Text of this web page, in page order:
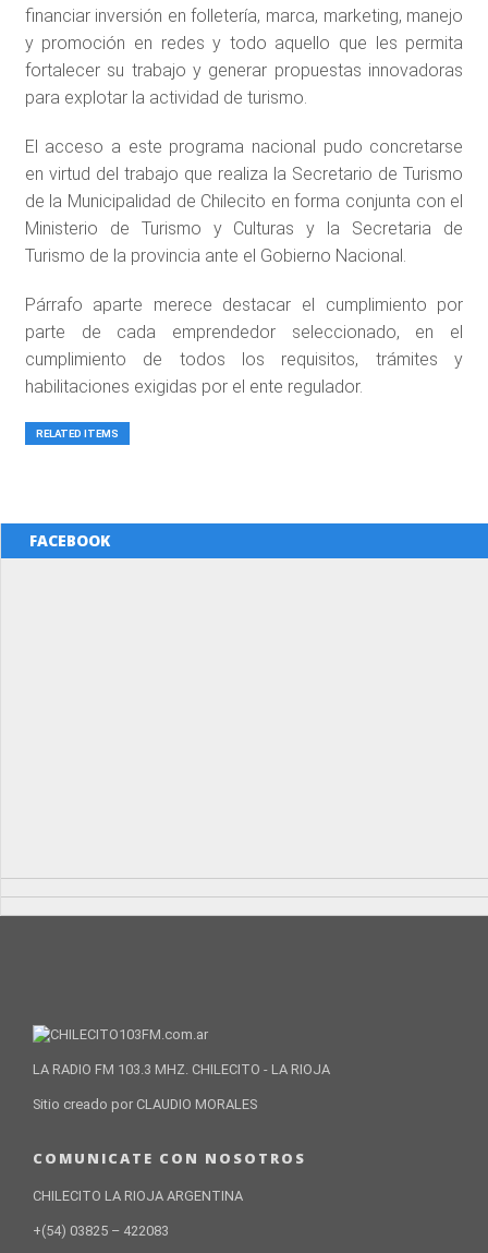
financiar inversión en folletería, marca, marketing, manejo
y promoción en redes y todo aquello que les permita
fortalecer su trabajo y generar propuestas innovadoras
para explotar la actividad de turismo.
El acceso a este programa nacional pudo concretarse
en virtud del trabajo que realiza la Secretario de Turismo
de la Municipalidad de Chilecito en forma conjunta con el
Ministerio de Turismo y Culturas y la Secretaria de
Turismo de la provincia ante el Gobierno Nacional.
Párrafo aparte merece destacar el cumplimiento por
parte de cada emprendedor seleccionado, en el
cumplimiento de todos los requisitos, trámites y
habilitaciones exigidas por el ente regulador.
RELATED ITEMS
FACEBOOK
LA RADIO FM 103.3 MHZ. CHILECITO - LA RIOJA
Sitio creado por CLAUDIO MORALES
COMUNICATE CON NOSOTROS
CHILECITO LA RIOJA ARGENTINA
+(54) 03825 – 422083